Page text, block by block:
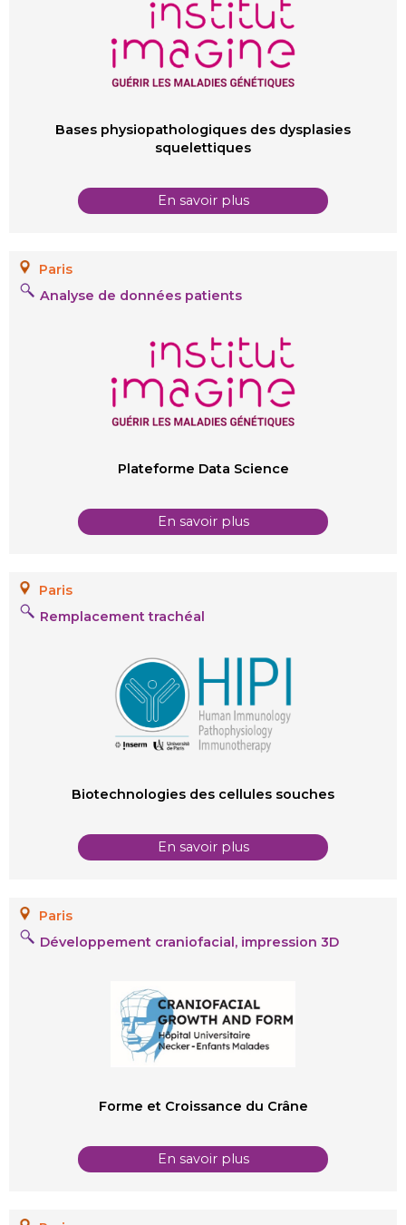
Bases physiopathologiques des dysplasies
squelettiques
En savoir plus
Paris
Analyse de données patients
Plateforme Data Science
En savoir plus
Paris
Remplacement trachéal
Biotechnologies des cellules souches
En savoir plus
Paris
Développement craniofacial, impression 3D
Forme et Croissance du Crâne
En savoir plus